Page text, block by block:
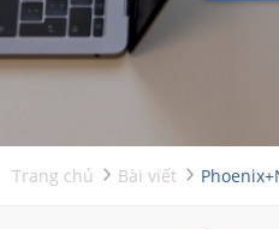
Trang chủ Bài viết